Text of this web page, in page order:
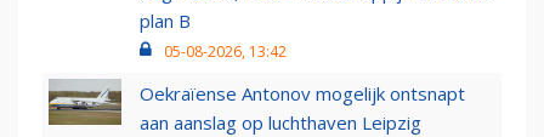
plan B
05-08-2026, 13:42
Oekraïense Antonov mogelijk ontsnapt
aan aanslag op luchthaven Leipzig